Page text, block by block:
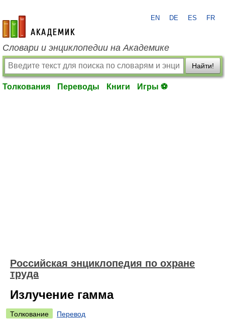
academic.ru
EN DE ES FR
Словари и энциклопедии на Академике
Найти!
Толкования Переводы Книги Игры ⚽
Российская энциклопедия по охране
труда
Излучение гамма
Толкование
Перевод